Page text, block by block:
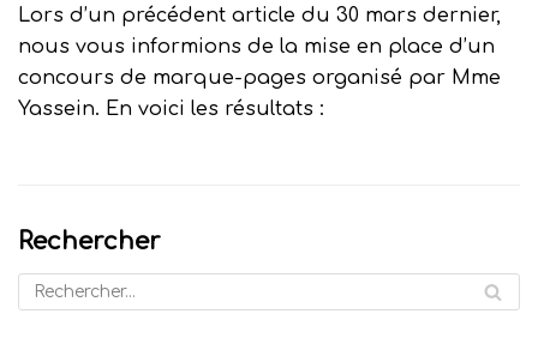
Lors d’un précédent article du 30 mars dernier,
nous vous informions de la mise en place d’un
concours de marque-pages organisé par Mme
Yassein. En voici les résultats :
Rechercher